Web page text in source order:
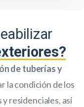
de tuberías y
la condición de los
residenciales, así